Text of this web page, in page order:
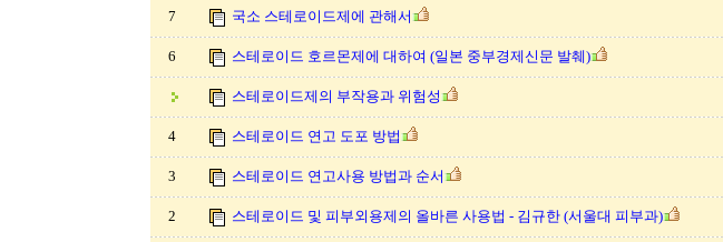
7 국소 스테로이드제에 관해서
6 스테로이드 호르몬제에 대하여 (일본 중부경제신문 발췌)
스테로이드제의 부작용과 위험성
4 스테로이드 연고 도포 방법
3 스테로이드 연고사용 방법과 순서
2 스테로이드 및 피부외용제의 올바른 사용법 - 김규한 (서울대 피부과)